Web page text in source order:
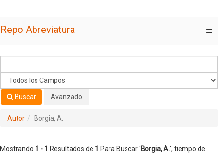
Repo Abreviatura
Buscar Avanzado
Autor Borgia, A.
Mostrando 1 - 1 Resultados de 1 Para Buscar 'Borgia, A.', tiempo de